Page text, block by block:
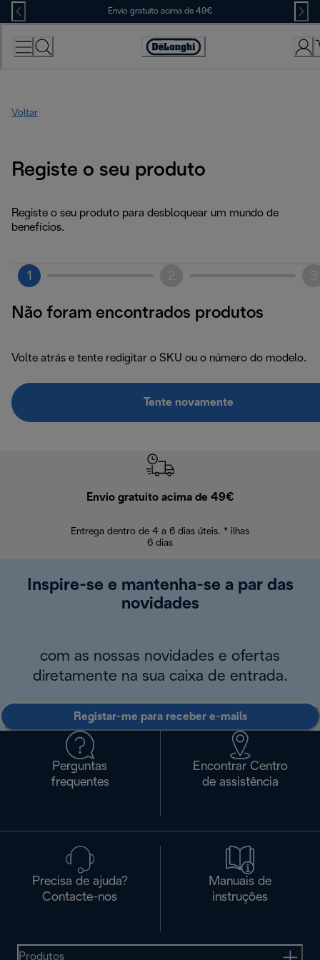
Skip
to
Content
Envio gratuito acima de 49€
Accessibility
Voltar
Registe o seu produto
Registe o seu produto para desbloquear um mundo de
benefícios.
1
Não foram encontrados produtos
Volte atrás e tente redigitar o SKU ou o número do modelo.
Tente novamente
Envio gratuito acima de 49€
Entrega dentro de 4 a 6 dias úteis. * ilhas
6 dias
Inspire-se e mantenha-se a par das
novidades
com as nossas novidades e ofertas
diretamente na sua caixa de entrada.
Registar-me para receber e-mails
Perguntas
frequentes
Encontrar Centro
de assistência
Precisa de ajuda?
Contacte-nos
Manuais de
instruções
Produtos